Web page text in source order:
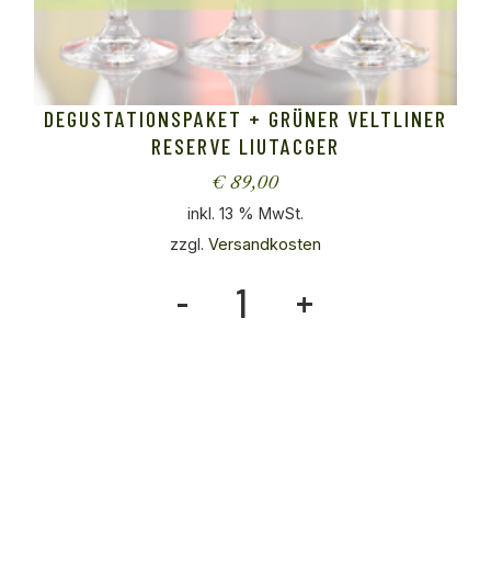
DEGUSTATIONSPAKET + GRÜNER VELTLINER
RESERVE LIUTACGER
€89,00
inkl. 13 % MwSt.
zzgl. Versandkosten